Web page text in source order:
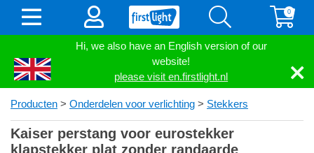
Hi, we also have an English version of our
website!
please visit en.firstlight.nl
0
Producten > Onderdelen voor verlichting > Stekkers
Kaiser perstang voor eurostekker
klapstekker plat zonder randaarde